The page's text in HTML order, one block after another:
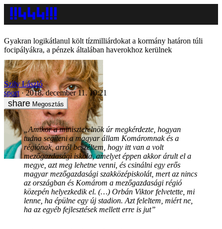
Gyakran logikátlanul költ tízmilliárdokat a kormány határon túli
focipályákra, a pénzek általában haverokhoz kerülnek
Szily László
sport
2018. december 11. 10:21
Megosztás
„Amikor a miniszterelnök úr megkérdezte, hogyan
tudna segíteni a magyar állam Komáromnak és a
régiónak, arról beszéltem, hogy itt van a volt
mezőgazdasági iskola, amelyet éppen akkor árult el a
megye, azt meg lehetne venni, és csinálni egy erős
magyar mezőgazdasági szakközépiskolát, mert az nincs
az országban és Komárom a mezőgazdasági régió
közepén helyezkedik el. (…) Orbán Viktor felvetette, mi
lenne, ha épülne egy új stadion. Azt feleltem, miért ne,
ha az egyéb fejlesztések mellett erre is jut”